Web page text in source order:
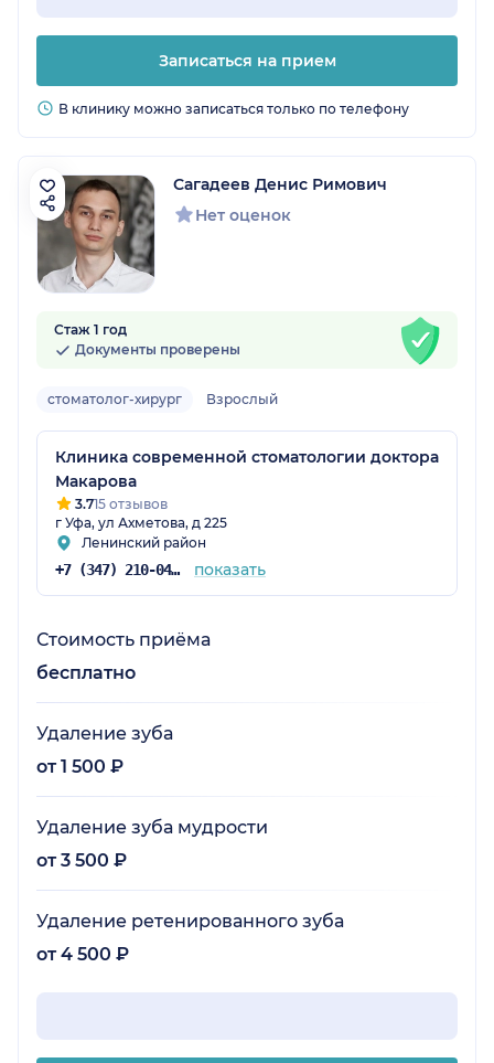
Записаться на прием
В клинику можно записаться только по телефону
Сагадеев Денис Римович
Нет оценок
Стаж 1 год
Документы проверены
стоматолог-хирург Взрослый
Клиника современной стоматологии доктора
Макарова
3.715 отзывов
г Уфа, ул Ахметова, д 225
Ленинский район
+7 (347) 210-04-38 показать
Стоимость приёма
бесплатно
Удаление зуба
от 1 500 ₽
Удаление зуба мудрости
от 3 500 ₽
Удаление ретенированного зуба
от 4 500 ₽